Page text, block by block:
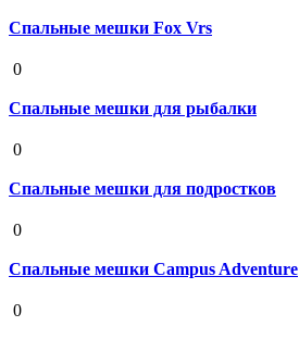
Спальные мешки Fox Vrs
0
Спальные мешки для рыбалки
0
Спальные мешки для подростков
0
Спальные мешки Campus Adventure
0